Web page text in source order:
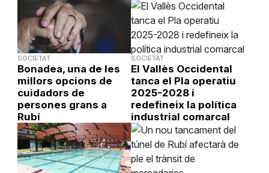
SOCIETAT
Bonadea, una de les
millors opcions de
cuidadors de
persones grans a
Rubí
SOCIETAT
El Vallès Occidental
tanca el Pla operatiu
2025-2028 i
redefineix la política
industrial comarcal